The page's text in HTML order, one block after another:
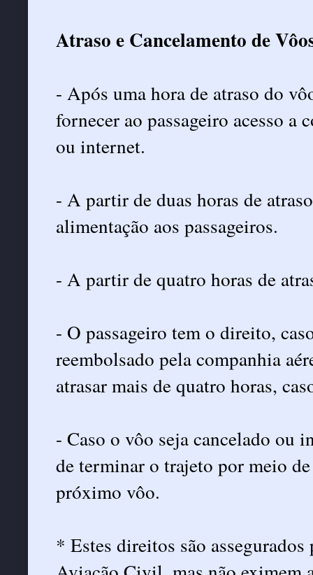
Atraso e Cancelamento de
- Após uma hora de atraso do
fornecer ao passageiro acesso a
ou internet.
- A partir de duas horas de
alimentação aos passageiros.
- A partir de quatro horas de
- O passageiro tem o direito,
reembolsado pela companhia
atrasar mais de quatro horas,
- Caso o vôo seja cancelado ou
de terminar o trajeto por meio
próximo vôo.
* Estes direitos são